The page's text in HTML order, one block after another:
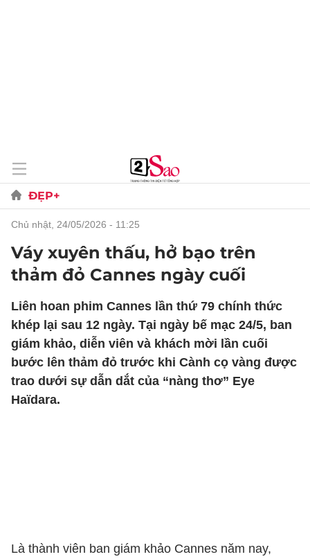
ĐẸP+
chủ nhật, 24/05/2026 - 11:25
Váy xuyên thấu, hở bạo trên
thảm đỏ Cannes ngày cuối
Liên hoan phim Cannes lần thứ 79 chính thức
khép lại sau 12 ngày. Tại ngày bế mạc 24/5, ban
giám khảo, diễn viên và khách mời lần cuối
bước lên thảm đỏ trước khi Cành cọ vàng được
trao dưới sự dẫn dắt của “nàng thơ” Eye
Haïdara.
Là thành viên ban giám khảo Cannes năm nay,